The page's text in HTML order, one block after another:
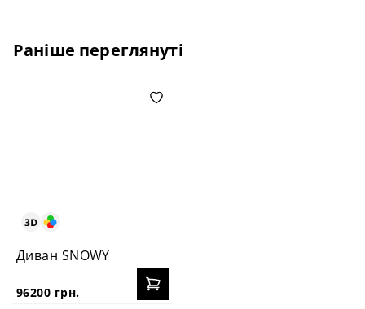
Раніше переглянуті
Диван SNOWY
96200 грн.